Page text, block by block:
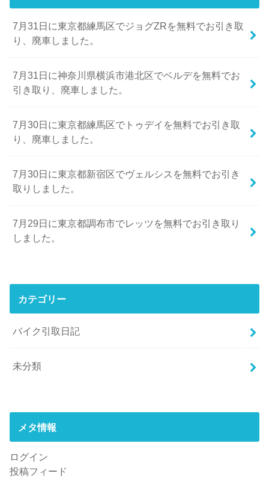
7月31日に東京都練馬区でジョグZRを無料でお引き取
り、廃車しました。
7月31日に神奈川県横浜市港北区でベルデを無料でお
引き取り、廃車しました。
7月30日に東京都練馬区でトゥデイを無料でお引き取
り、廃車しました。
7月30日に東京都新宿区でヴェルシスを無料でお引き
取りしました。
7月29日に東京都調布市でレッツを無料でお引き取り
しました。
カテゴリー
バイク引取日記
未分類
メタ情報
ログイン
投稿フィード